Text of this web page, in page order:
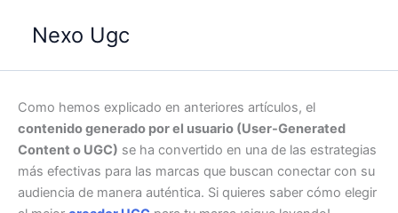
Nexo Ugc
Como hemos explicado en anteriores artículos, el
contenido generado por el usuario (User-Generated
Content o UGC) se ha convertido en una de las estrategias
más efectivas para las marcas que buscan conectar con su
audiencia de manera auténtica. Si quieres saber cómo elegir